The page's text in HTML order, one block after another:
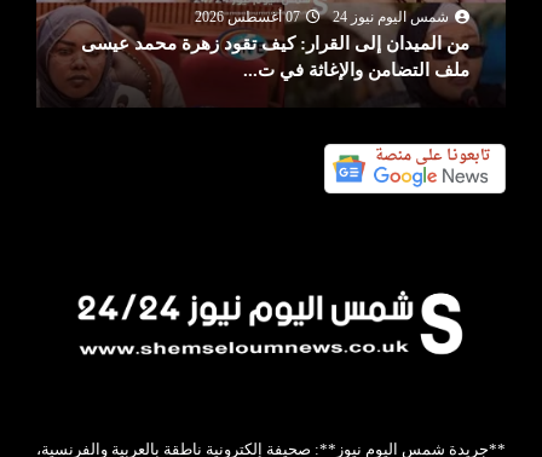
شمس اليوم نيوز 24
07 أغسطس 2026
من الميدان إلى القرار: كيف تقود زهرة محمد عيسى
ملف التضامن والإغاثة في ت...
**جريدة شمس اليوم نيوز**: صحيفة إلكترونية ناطقة بالعربية والفرنسية،